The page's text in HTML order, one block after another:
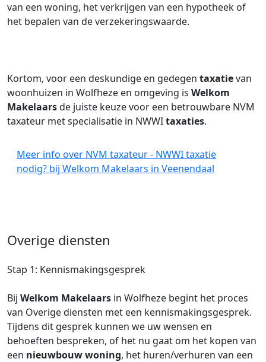
van een woning, het verkrijgen van een hypotheek of
het bepalen van de verzekeringswaarde.
Kortom, voor een deskundige en gedegen taxatievan
woonhuizen in Wolfheze en omgeving is Welkom
Makelaarsde juiste keuze voor een betrouwbare NVM
taxateur met specialisatie in NWWItaxaties.
Meer info over NVM taxateur - NWWI taxatie
nodig? bij Welkom Makelaars in Veenendaal
Overige diensten
Stap 1: Kennismakingsgesprek
Bij Welkom Makelaars in Wolfheze begint het proces
van Overige diensten met een kennismakingsgesprek.
Tijdens dit gesprek kunnen we uw wensen en
behoeften bespreken, of het nu gaat om het kopen van
een nieuwbouw woning, het huren/verhuren van een